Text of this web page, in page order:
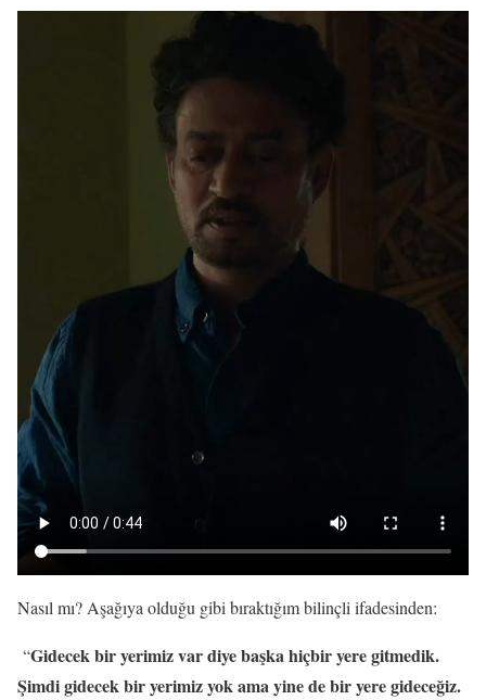
Nasıl mı? Aşağıya olduğu gibi bıraktığım bilinçli ifadesinden:
“Gidecek bir yerimiz var diye başka hiçbir yere gitmedik.
Şimdi gidecek bir yerimiz yok ama yine de bir yere gideceğiz.